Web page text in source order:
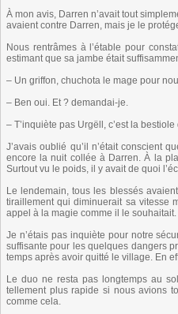
À mon avis, Darren n’avait tout
avaient contre Darren, mais je le
Nous rentrâmes à l’étable pour
estimant que sa jambe était
– Un griffon, chuchota le mage pour
– Ben oui. Et ? demandai-je.
– T’inquiète pas Urgëll, c’est la
J’avais oublié qu’il n’était conscient
encore la nuit collée à Darren. À la
Surtout vu le poids, il y avait de quoi
Le lendemain, tous les blessés
tiraillement qui diminuerait sa vitesse
appel à la magie comme il le souhaitait.
Je n’étais pas inquiète pour notre
suffisante pour les quelques dangers
temps après avoir quitté le village. En
Le duo ne resta pas longtemps au
tellement plus rapide si nous avions
comme cela.